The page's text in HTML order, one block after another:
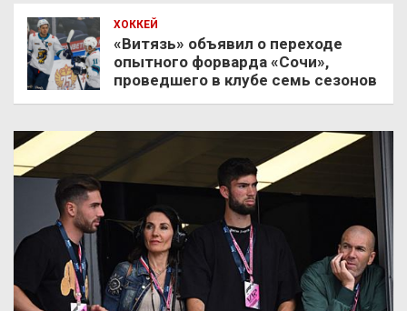
ХОККЕЙ
«Витязь» объявил о переходе
опытного форварда «Сочи»,
проведшего в клубе семь сезонов